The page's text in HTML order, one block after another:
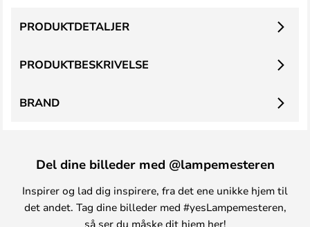
PRODUKTBESKRIVELSE
PRODUKTDETALJER
BRAND
Del dine billeder med @lampemesteren
Inspirer og lad dig inspirere, fra det ene unikke hjem til
det andet. Tag dine billeder med #yesLampemesteren,
så ser du måske dit hjem her!